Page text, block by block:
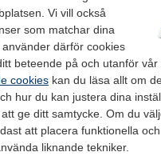
Vi vill också
som matchar dina
därför cookies
beteende på och utanför
cookies kan du läsa allt om
hur du kan justera dina
ge ditt samtycke. Om du
att placera funktionella
liknande tekniker.
MN1500 AA/LR6 batteri 4st
MN1500 AA/LR6 batteri
Halloween | 25cm |